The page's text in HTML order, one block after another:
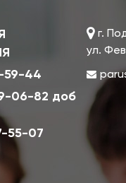
59-44
06-82 доб
55-07
г.
ул.